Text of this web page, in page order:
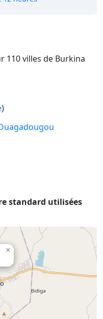
110 villes de Burkina
)
standard utilisées
×